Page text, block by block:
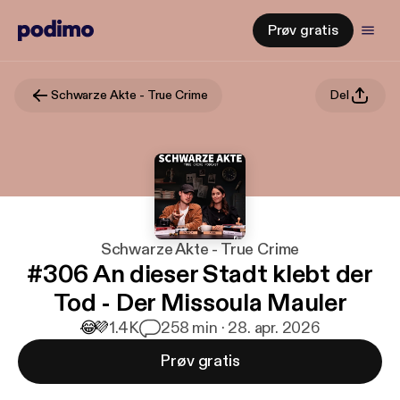
Prøv gratis
Schwarze Akte - True Crime Del
Schwarze Akte - True Crime
#306 An dieser Stadt klebt der
Tod - Der Missoula Mauler
😂💜1.4K 258 min · 28. apr. 2026
Prøv gratis